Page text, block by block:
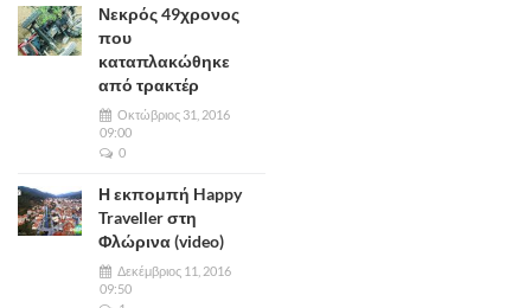
Νεκρός 49χρονος
που
καταπλακώθηκε
από τρακτέρ
Οκτώβριος 31, 2016
09:00
0
Η εκπομπή Happy
Traveller στη
Φλώρινα (video)
Δεκέμβριος 11, 2016
09:50